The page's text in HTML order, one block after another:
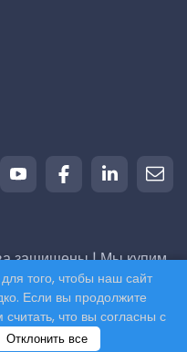
защищены | Мы купим
| Powered by
того, чтобы наш сайт
Если вы продолжите
что вы согласны с
Отклонить все